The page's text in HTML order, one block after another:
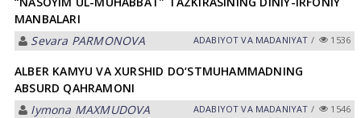
MANBALARI
Sevara PARMONOVA
АDАBIYOT VА MАDАNIYAT / 1536
ALBER KAMYU VA XURSHID DO‘STMUHAMMADNING
ABSURD QAHRAMONI
Iymona MAXMUDOVA
АDАBIYOT VА MАDАNIYAT / 1546